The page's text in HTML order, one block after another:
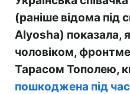
(раніше відома під
Alyosha) показала,
чоловіком,
Тарасом Тополею,
пошкоджена під